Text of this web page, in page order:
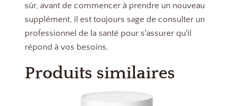
sûr, avant de commencer à prendre un nouveau
supplément, il est toujours sage de consulter un
professionnel de la santé pour s'assurer qu'il
répond à vos besoins.
Produits similaires